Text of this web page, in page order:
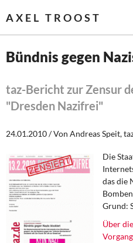
AXEL TROOST
Themen
Memo-Gruppe
Institut Solidarische
Rosa-Luxemburg-
Über mich
Bündnis gegen
taz-Bericht zur Zensur
"Dresden Nazifrei"
24.01.2010 / Von Andreas Speit,
Die
das die
Grund:
Über